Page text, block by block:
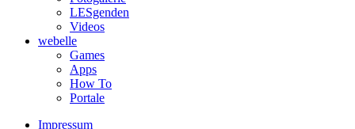
LESgenden
Videos
webelle
Games
Apps
How To
Portale
Impressum